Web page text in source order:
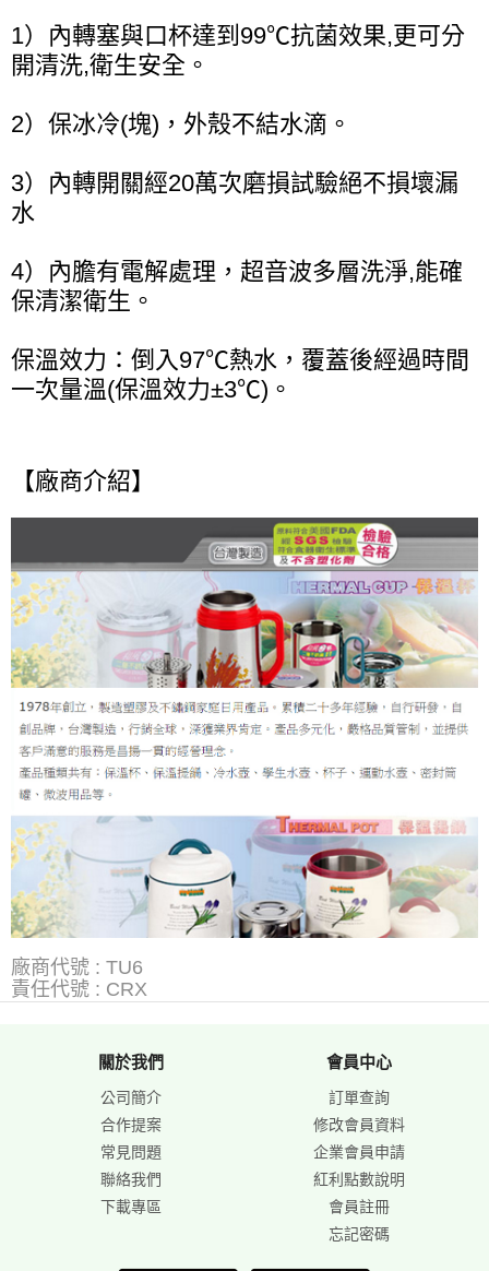
1）內轉塞與口杯達到99℃抗菌效果,更可分
開清洗,衛生安全。
2）保冰冷(塊)，外殼不結水滴。
3）內轉開關經20萬次磨損試驗絕不損壞漏
水
4）內膽有電解處理，超音波多層洗淨,能確
保清潔衛生。
保溫效力：倒入97℃熱水，覆蓋後經過時間
一次量溫(保溫效力±3℃)。
【廠商介紹】
廠商代號 : TU6
責任代號 : CRX
關於我們
公司簡介
合作提案
常見問題
聯絡我們
下載專區
會員中心
訂單查詢
修改會員資料
企業會員申請
紅利點數說明
會員註冊
忘記密碼